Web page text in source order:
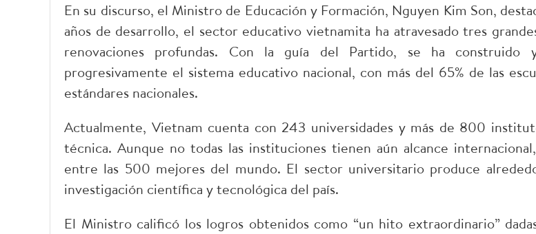
En su discurso, el Ministro de Educación y Formación, Nguyen Kim Son,
años de desarrollo, el sector educativo vietnamita ha atravesado tres
renovaciones profundas. Con la guía del Partido, se ha construido
progresivamente el sistema educativo nacional, con más del 65% de las
estándares nacionales.
Actualmente, Vietnam cuenta con 243 universidades y más de 800
técnica. Aunque no todas las instituciones tienen aún alcance
entre las 500 mejores del mundo. El sector universitario produce
investigación científica y tecnológica del país.
El Ministro calificó los logros obtenidos como “un hito extraordinario”